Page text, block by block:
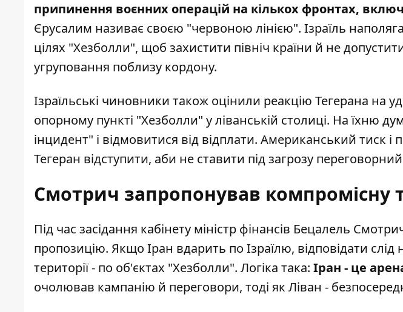
припинення воєнних операцій на кількох фронтах,
Єрусалим називає своєю "червоною лінією". Ізраїль
цілях "Хезболли", щоб захистити північ країни й не
угруповання поблизу кордону.
Ізраїльські чиновники також оцінили реакцію Тегерана на
опорному пункті "Хезболли" у ліванській столиці. На їхню
інцидент" і відмовитися від відплати. Американський тиск і
Тегеран відступити, аби не ставити під загрозу
Смотрич запропонував компромісну
Під час засідання кабінету міністр фінансів Бецалель
пропозицію. Якщо Іран вдарить по Ізраїлю, відповідати слід
території - по об'єктах "Хезболли". Логіка така: Іран - це
очолював кампанію й переговори, тоді як Ліван -